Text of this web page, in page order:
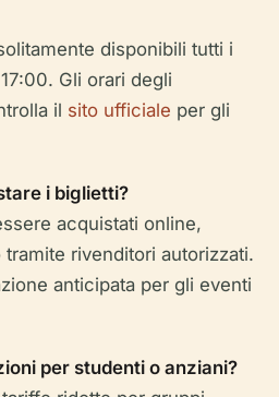
disponibili tutti i
Gli orari degli
il sito ufficiale per gli
i biglietti?
acquistati online,
rivenditori autorizzati.
anticipata per gli eventi
per studenti o anziani?